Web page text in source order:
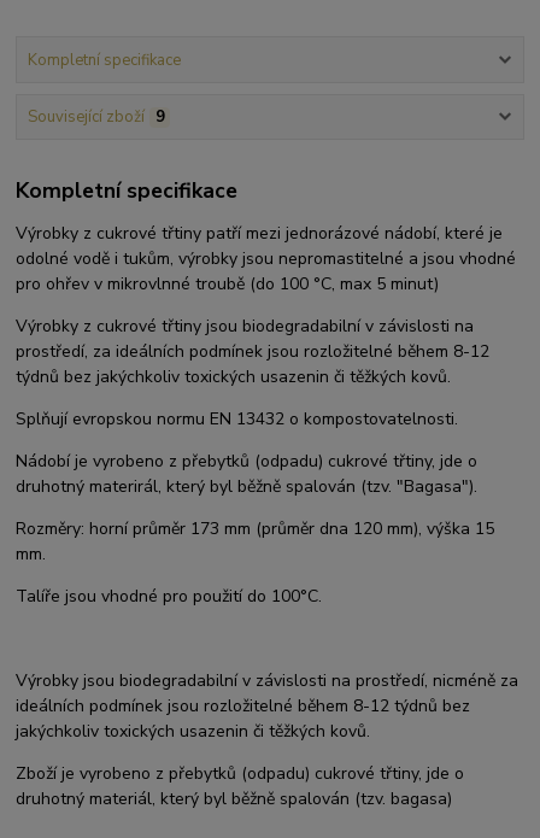
Kompletní specifikace
Související zboží 9
Kompletní specifikace
Výrobky z cukrové třtiny patří mezi jednorázové nádobí, které je
odolné vodě i tukům, výrobky jsou nepromastitelné a jsou vhodné
pro ohřev v mikrovlnné troubě (do 100 °C, max 5 minut)
Výrobky z cukrové třtiny jsou biodegradabilní v závislosti na
prostředí, za ideálních podmínek jsou rozložitelné během 8-12
týdnů bez jakýchkoliv toxických usazenin či těžkých kovů.
Splňují evropskou normu EN 13432 o kompostovatelnosti.
Nádobí je vyrobeno z přebytků (odpadu) cukrové třtiny, jde o
druhotný materirál, který byl běžně spalován (tzv. "Bagasa").
Rozměry: horní průměr 173 mm (průměr dna 120 mm), výška 15
mm.
Talíře jsou vhodné pro použití do 100°C.
Výrobky jsou biodegradabilní v závislosti na prostředí, nicméně za
ideálních podmínek jsou rozložitelné během 8-12 týdnů bez
jakýchkoliv toxických usazenin či těžkých kovů.
Zboží je vyrobeno z přebytků (odpadu) cukrové třtiny, jde o
druhotný materiál, který byl běžně spalován (tzv. bagasa)